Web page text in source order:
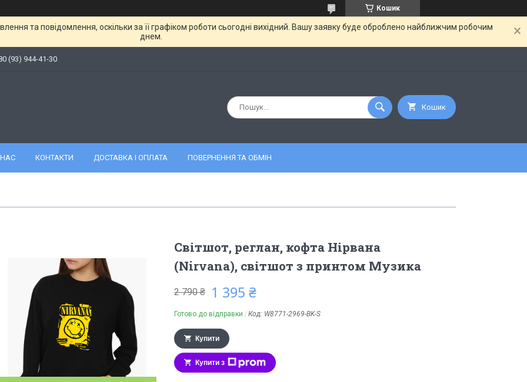
Кошик
та повідомлення, оскільки за її графіком роботи сьогодні вихідний. Вашу заявку буде оброблено найближчим робочим
днем.
(93) 944-41-30
Кошик
КОНТАКТИ ДОСТАВКА І ОПЛАТА ПОВЕРНЕННЯ ТА ОБМІН
Світшот, реглан, кофта Нірвана
(Nirvana), світшот з принтом Музика
2 790 ₴ 1 395 ₴
Готово до відправки Код: W8771-2969-BK-S
Купити
Купити з